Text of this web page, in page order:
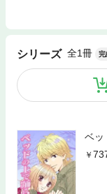
シリーズ 全1冊 完
ベッ